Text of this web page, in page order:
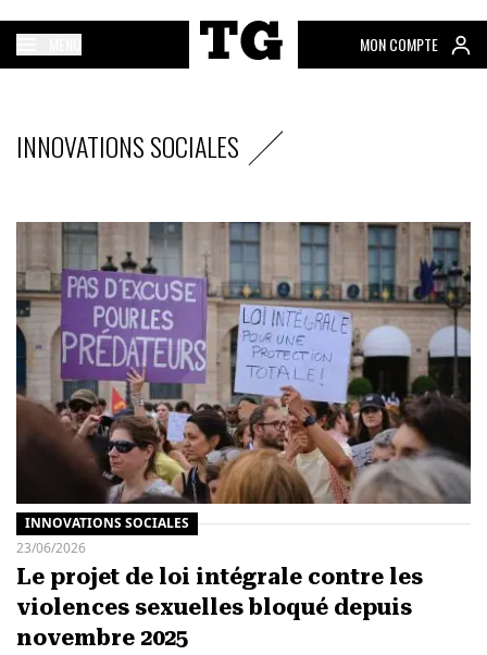
MON COMPTE
INNOVATIONS SOCIALES
INNOVATIONS SOCIALES
23/06/2026
Le projet de loi intégrale contre les
violences sexuelles bloqué depuis
novembre 2025